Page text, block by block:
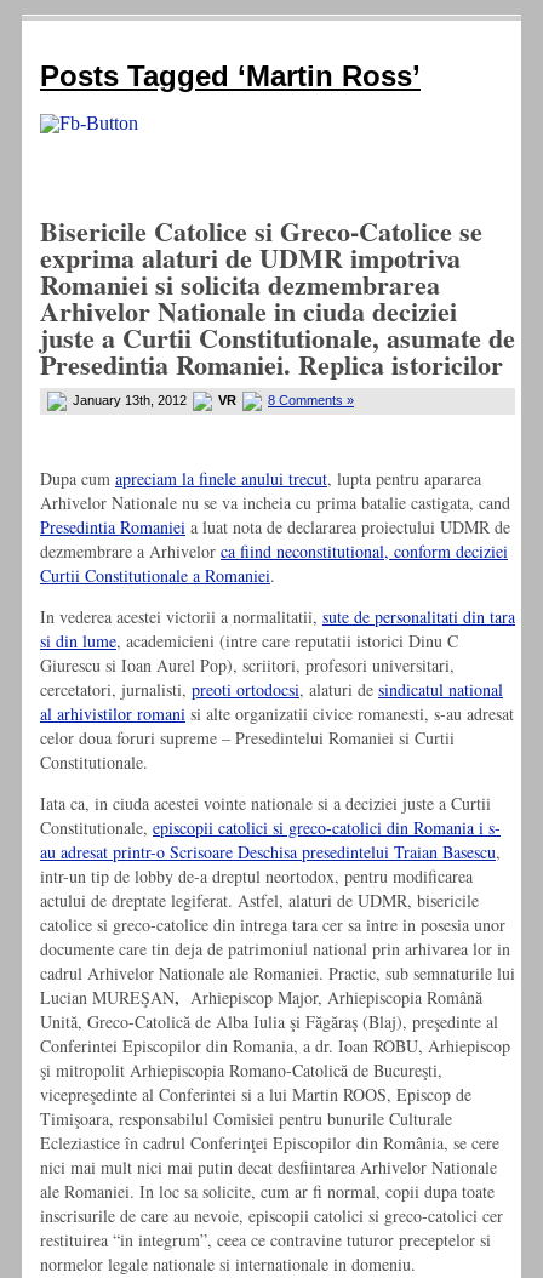
Posts Tagged ‘Martin Ross’
Bisericile Catolice si Greco-Catolice se
exprima alaturi de UDMR impotriva
Romaniei si solicita dezmembrarea
Arhivelor Nationale in ciuda deciziei
juste a Curtii Constitutionale, asumate de
Presedintia Romaniei. Replica istoricilor
January 13th, 2012 VR 8 Comments »
Dupa cum apreciam la finele anului trecut, lupta pentru apararea
Arhivelor Nationale nu se va incheia cu prima batalie castigata, cand
Presedintia Romaniei a luat nota de declararea proiectului UDMR de
dezmembrare a Arhivelor ca fiind neconstitutional, conform deciziei
Curtii Constitutionale a Romaniei.
In vederea acestei victorii a normalitatii, sute de personalitati din tara
si din lume, academicieni (intre care reputatii istorici Dinu C
Giurescu si Ioan Aurel Pop), scriitori, profesori universitari,
cercetatori, jurnalisti, preoti ortodocsi, alaturi de sindicatul national
al arhivistilor romani si alte organizatii civice romanesti, s-au adresat
celor doua foruri supreme – Presedintelui Romaniei si Curtii
Constitutionale.
Iata ca, in ciuda acestei vointe nationale si a deciziei juste a Curtii
Constitutionale, episcopii catolici si greco-catolici din Romania i s-
au adresat printr-o Scrisoare Deschisa presedintelui Traian Basescu,
intr-un tip de lobby de-a dreptul neortodox, pentru modificarea
actului de dreptate legiferat. Astfel, alaturi de UDMR, bisericile
catolice si greco-catolice din intrega tara cer sa intre in posesia unor
documente care tin deja de patrimoniul national prin arhivarea lor in
cadrul Arhivelor Nationale ale Romaniei. Practic, sub semnaturile lui
Lucian MUREŞAN, Arhiepiscop Major, Arhiepiscopia Română
Unită, Greco-Catolică de Alba Iulia şi Făgăraş (Blaj), preşedinte al
Conferintei Episcopilor din Romania, a dr. Ioan ROBU, Arhiepiscop
şi mitropolit Arhiepiscopia Romano-Catolică de Bucureşti,
vicepreşedinte al Conferintei si a lui Martin ROOS, Episcop de
Timişoara, responsabilul Comisiei pentru bunurile Culturale
Ecleziastice în cadrul Conferinţei Episcopilor din România, se cere
nici mai mult nici mai putin decat desfiintarea Arhivelor Nationale
ale Romaniei. In loc sa solicite, cum ar fi normal, copii dupa toate
inscrisurile de care au nevoie, episcopii catolici si greco-catolici cer
restituirea “in integrum”, ceea ce contravine tuturor preceptelor si
normelor legale nationale si internationale in domeniu.